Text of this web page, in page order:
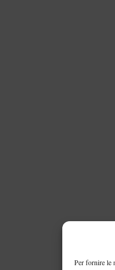
Per fornire le